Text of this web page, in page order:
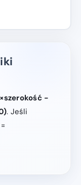
−
. Jeśli